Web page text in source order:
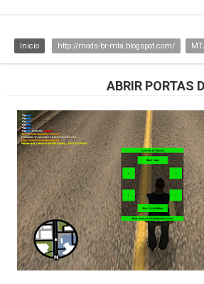
Inicio http://mods-br-mta.blogspot.com/
ABRIR PORTAS